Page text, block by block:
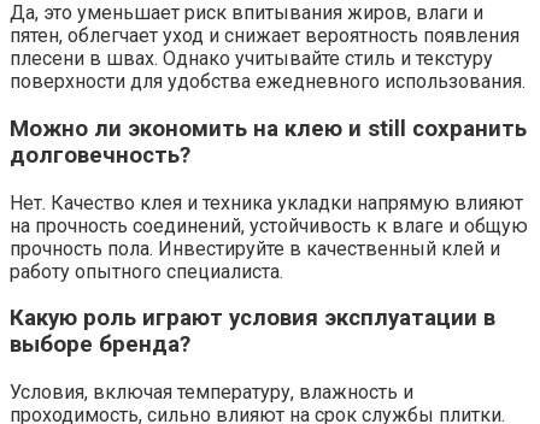
Да, это уменьшает риск впитывания жиров, влаги и
пятен, облегчает уход и снижает вероятность появления
плесени в швах. Однако учитывайте стиль и текстуру
поверхности для удобства ежедневного использования.
Можно ли экономить на клею и still сохранить
долговечность?
Нет. Качество клея и техника укладки напрямую влияют
на прочность соединений, устойчивость к влаге и общую
прочность пола. Инвестируйте в качественный клей и
работу опытного специалиста.
Какую роль играют условия эксплуатации в
выборе бренда?
Условия, включая температуру, влажность и
проходимость, сильно влияют на срок службы плитки.